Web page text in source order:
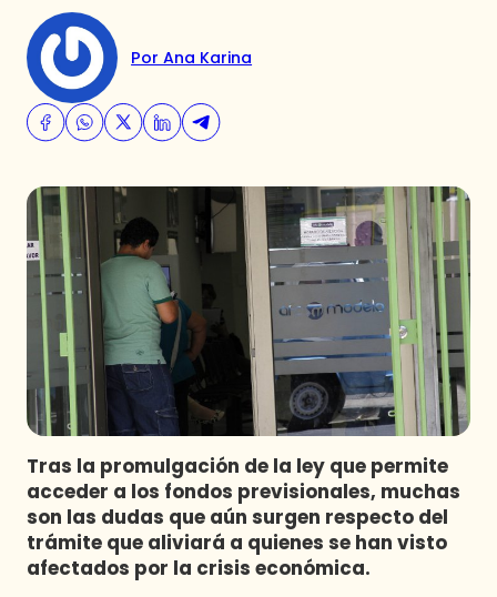
Por Ana Karina
Tras la promulgación de la ley que permite
acceder a los fondos previsionales, muchas
son las dudas que aún surgen respecto del
trámite que aliviará a quienes se han visto
afectados por la crisis económica.
Programas
Club De La Comedia
Contigo en Directo
Plan Perfecto
El Tiempo
Sabingo
Todos Los Programas